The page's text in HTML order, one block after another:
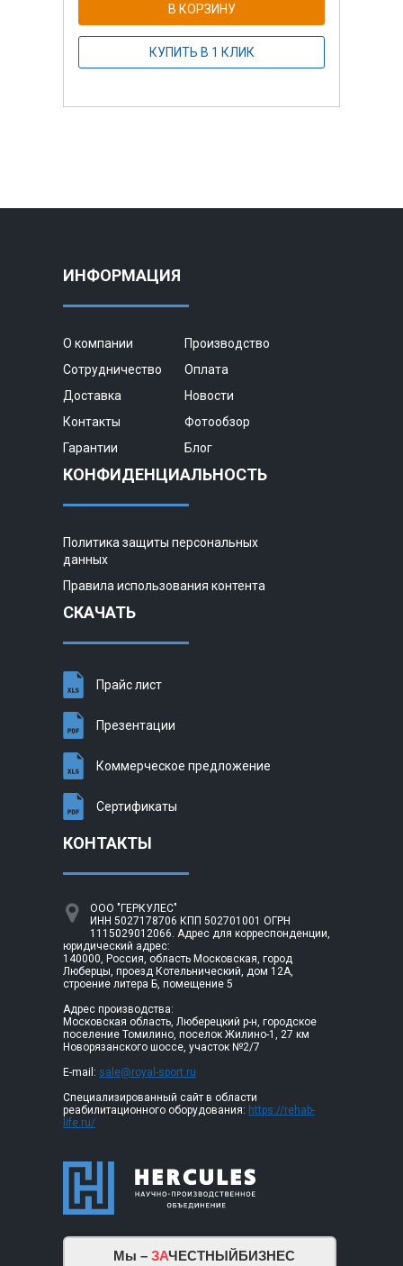
В КОРЗИНУ
КУПИТЬ В 1 КЛИК
ИНФОРМАЦИЯ
О компании
Производство
Сотрудничество
Оплата
Доставка
Новости
Контакты
Фотообзор
Гарантии
Блог
КОНФИДЕНЦИАЛЬНОСТЬ
Политика защиты персональных
данных
Правила использования контента
СКАЧАТЬ
Прайс лист
Презентации
Коммерческое предложение
Сертификаты
КОНТАКТЫ
ООО "ГЕРКУЛЕС"
ИНН 5027178706 КПП 502701001 ОГРН
1115029012066. Адрес для корреспонденции,
юридический адрес:
140000, Россия, область Московская, город
Люберцы, проезд Котельнический, дом 12А,
строение литера Б, помещение 5
Адрес производства:
Московская область, Люберецкий р-н, городское
поселение Томилино, поселок Жилино-1, 27 км
Новорязанского шоссе, участок №2/7
E-mail: sale@royal-sport.ru
Специализированный сайт в области
реабилитационного оборудования: https://rehab-
life.ru/
Мы – ЗАЧЕСТНЫЙБИЗНЕС